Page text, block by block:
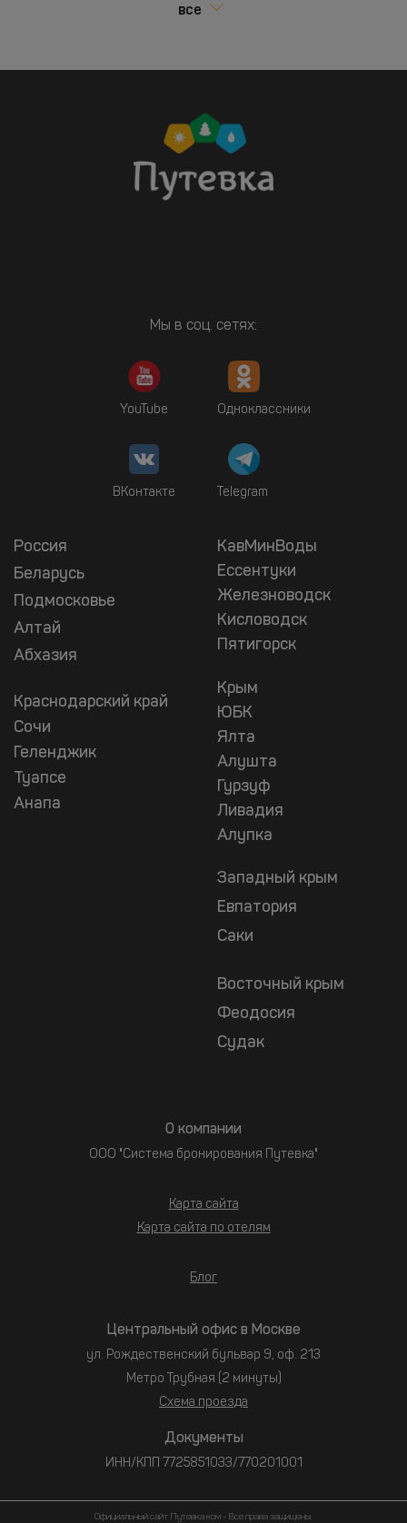
все
Мы в соц. сетях:
YouTube Одноклассники
ВКонтакте Telegram
Россия
Беларусь
Подмосковье
Алтай
Абхазия
Краснодарский край
Сочи
Геленджик
Туапсе
Анапа
КавМинВоды
Ессентуки
Железноводск
Кисловодск
Пятигорск
Крым
ЮБК
Ялта
Алушта
Гурзуф
Ливадия
Алупка
Западный крым
Евпатория
Саки
Восточный крым
Феодосия
Судак
О компании
ООО "Система бронирования Путевка"
Карта сайта
Карта сайта по отелям
Блог
Документы
ИНН/КПП 7725851033/770201001
Центральный офис в Москве
ул. Рождественский бульвар 9, оф. 213
Метро Трубная (2 минуты)
Схема проезда
Официальный сайт Путевка.ком - Все права защищены.